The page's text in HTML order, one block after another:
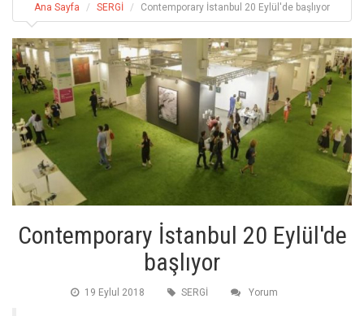
Ana Sayfa SERGİ Contemporary İstanbul 20 Eylül'de başlıyor
Contemporary İstanbul 20 Eylül'de
başlıyor
19 Eylul 2018 SERGİ Yorum